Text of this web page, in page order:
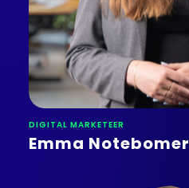
DIGITAL MARKETEER
Emma Notebomer